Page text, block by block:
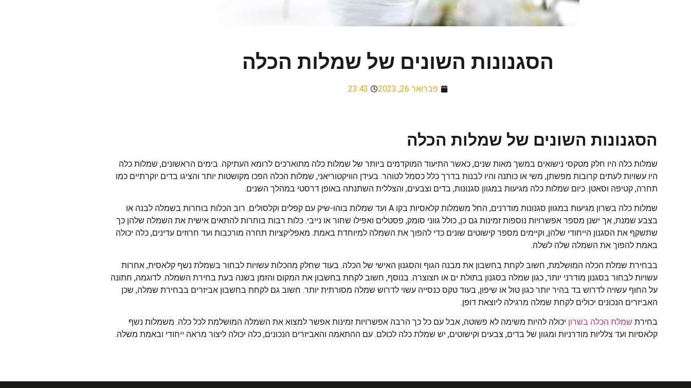
הסגנונות השונים של שמלות הכלה
פברואר 26, 2023 23:43
הסגנונות השונים של שמלות הכלה
שמלות כלה היו חלק מטקסי נישואים במשך מאות שנים, כאשר התיעוד המוקדמים ביותר של שמלות כלה מתוארכים לרומא העתיקה. בימים הראשונים, שמלות כלה
היו עשויות לעתים קרובות מפשתן, משי או כותנה והיו לבנות בדרך כלל כסמל לטוהר. בעידן הוויקטוריאני, שמלות הכלה הפכו מקושטות יותר והציגו בדים יוקרתיים כמו
תחרה, קטיפה וסאטן. כיום שמלות כלה מגיעות במגוון סגנונות, בדים וצבעים, והצללית השתנתה באופן דרסטי במהלך השנים.
שמלות כלה בשרון מגיעות במגוון סגנונות מודרנים, החל משמלות קלאסיות בקו A ועד שמלות בוהו-שיק עם קפלים וקלסולים. רוב הכלות בוחרות בשמלה לבנה או
בצבע שמנת, אך ישנן מספר אפשרויות נוספות זמינות גם כן, כולל גווני סומק, פסטלים ואפילו שחור או נייבי. כלות רבות בוחרות להתאים אישית את השמלה שלהן כך
שתשקף את הסגנון הייחודי שלהן, וקיימים מספר קישוטים שונים כדי להפוך את השמלה למיוחדת באמת. מאפליקציות תחרה מורכבות ועד חרוזים עדינים, כלה יכולה
באמת להפוך את השמלה שלה לשלה.
בבחירת שמלת הכלה המושלמת, חשוב לקחת בחשבון את מבנה הגוף והסגנון האישי של הכלה. בעוד שחלק מהכלות עשויות לבחור בשמלת נשף קלאסית, אחרות
עשויות לבחור בסגנון מודרני יותר, כגון שמלה בסגנון בתולת ים או חצוצרה. בנוסף, חשוב לקחת בחשבון את המקום והזמן בשנה בעת בחירת השמלה. לדוגמה, חתונה
על החוף עשויה לדרוש בד בהיר יותר כגון טול או שיפון, בעוד טקס כנסייה עשוי לדרוש שמלה מסורתית יותר. חשוב גם לקחת בחשבון אביזרים בבחירת שמלה, שכן
האביזרים הנכונים יכולים לקחת שמלה מרגילה ליוצאת דופן.
בחירת שמלת הכלה בשרון יכולה להיות משימה לא פשוטה, אבל עם כל כך הרבה אפשרויות זמינות אפשר למצוא את השמלה המושלמת לכל כלה. משמלות נשף
קלאסיות ועד צלליות מודרניות ומגוון של בדים, צבעים וקישוטים, יש שמלת כלה לכולם. עם ההתאמה והאביזרים הנכונים, כלה יכולה ליצור מראה ייחודי ובאמת משלה.